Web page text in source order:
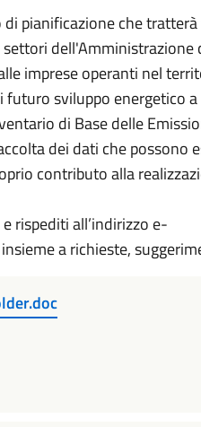
pianificazione che
dell'Amministrazione
imprese operanti nel
sviluppo energetico
di Base delle
dei dati che possono
contributo alla
rispediti all’indirizzo e-
insieme a richieste,